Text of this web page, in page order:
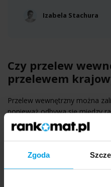
Zgoda
Izabela Stachura
Czy przelew
przelewem
Przelew wewnętrzny można
ponieważ odbywa się między
ten sam bank, działający w
kluczowe znaczenie ma to,